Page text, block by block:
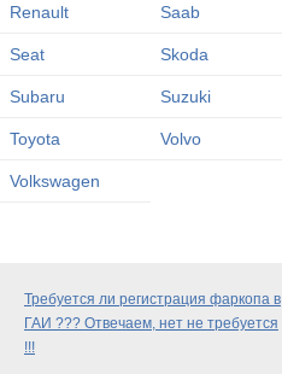
Renault Saab
Seat Skoda
Subaru Suzuki
Toyota Volvo
Volkswagen
Требуется ли регистрация фаркопа в
ГАИ ??? Отвечаем, нет не требуется
!!!